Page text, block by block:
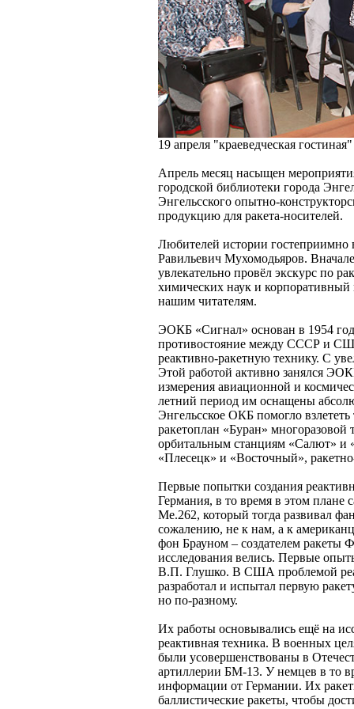
19 апреля "краеведческая
Апрель месяц насыщен
городской библиотеки города
Энгельсского опытно-
продукцию для ракета-носителей.
Любителей истории гостеприимно
Равильевич Мухомодьяров.
увлекательно провёл экскурс по
химических наук и
нашим читателям.
ЭОКБ «Сигнал» основан в 1954
противостояние между СССР и
реактивно-ракетную технику. С
Этой работой активно занялся
измерения авиационной и
летний период им оснащены
Энгельсское ОКБ помогло
ракетоплан «Буран»
орбитальным станциям «Салют» и
«Плесецк» и «Восточный»,
Первые попытки создания
Германия, в то время в этом плане
Ме.262, который тогда развивал
сожалению, не к нам, а к
фон Брауном – создателем ракеты
исследования велись. Первые
В.П. Глушко. В США проблемой
разработал и испытал первую
но по-разному.
Их работы основывались ещё на
реактивная техника. В военных
были усовершенствованы в
артиллерии БМ-13. У немцев в то
информации от Германии. Их
баллистические ракеты, чтобы